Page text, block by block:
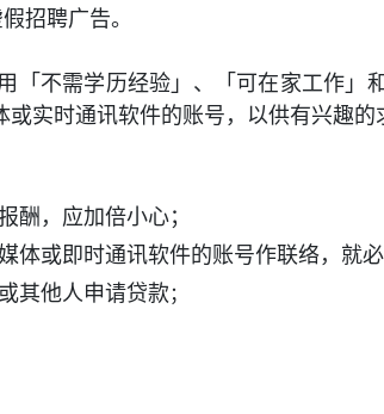
招聘广告。
不需学历经验」、「可在家工作」
实时通讯软件的账号，以供有兴趣的
酬，应加倍小心；
或即时通讯软件的账号作联络，就必
其他人申请贷款 ；